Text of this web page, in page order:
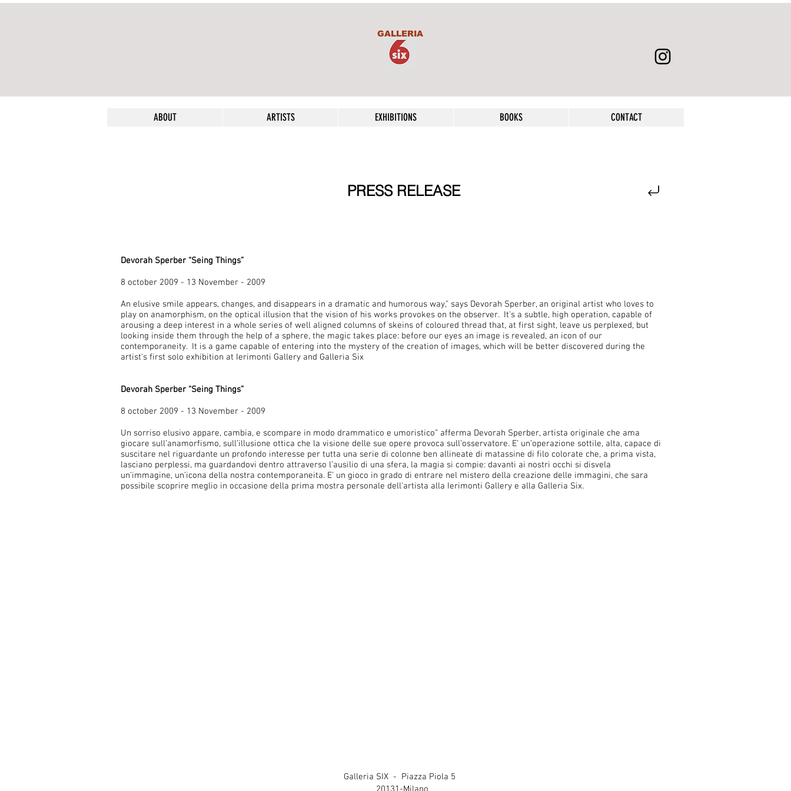
GALLERIA
ABOUT ARTISTS EXHIBITIONS BOOKS CONTACT
PRESS RELEASE
Devorah Sperber “Seing Things”
8 october 2009 - 13 November - 2009
An elusive smile appears, changes, and disappears in a dramatic and humorous way," says Devorah Sperber, an original artist who loves to
play on anamorphism, on the optical illusion that the vision of his works provokes on the observer. It's a subtle, high operation, capable of
arousing a deep interest in a whole series of well aligned columns of skeins of coloured thread that, at first sight, leave us perplexed, but
looking inside them through the help of a sphere, the magic takes place: before our eyes an image is revealed, an icon of our
contemporaneity. It is a game capable of entering into the mystery of the creation of images, which will be better discovered during the
artist's first solo exhibition at Ierimonti Gallery and Galleria Six
Devorah Sperber “Seing Things”
8 october 2009 - 13 November - 2009
Un sorriso elusivo appare, cambia, e scompare in modo drammatico e umoristico” afferma Devorah Sperber, artista originale che ama
giocare sull’anamorfismo, sull’illusione ottica che la visione delle sue opere provoca sull’osservatore. E’ un’operazione sottile, alta, capace di
suscitare nel riguardante un profondo interesse per tutta una serie di colonne ben allineate di matassine di filo colorate che, a prima vista,
lasciano perplessi, ma guardandovi dentro attraverso l’ausilio di una sfera, la magia si compie: davanti ai nostri occhi si disvela
un’immagine, un’icona della nostra contemporaneita. E’ un gioco in grado di entrare nel mistero della creazione delle immagini, che sara
possibile scoprire meglio in occasione della prima mostra personale dell’artista alla Ierimonti Gallery e alla Galleria Six.
Galleria SIX - Piazza Piola 5